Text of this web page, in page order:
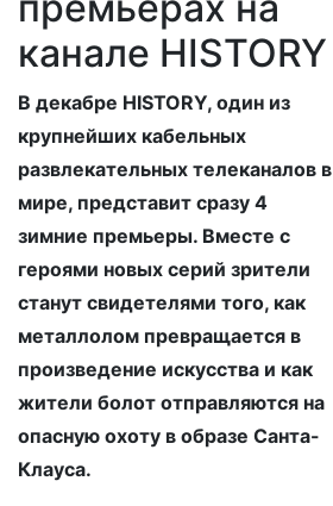
канале HISTORY
В декабре HISTORY, один из
крупнейших кабельных
развлекательных телеканалов в
мире, представит сразу 4
зимние премьеры. Вместе с
героями новых серий зрители
станут свидетелями того, как
металлолом превращается в
произведение искусства и как
жители болот отправляются на
опасную охоту в образе Санта-
Клауса.